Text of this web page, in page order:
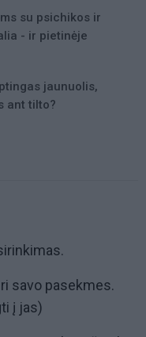
su psichikos ir
- ir pietinėje
jaunuolis,
ant tilto?
savo pasekmes.
į jas)